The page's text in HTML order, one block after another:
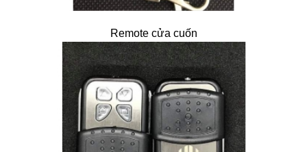
Remote cửa cuốn